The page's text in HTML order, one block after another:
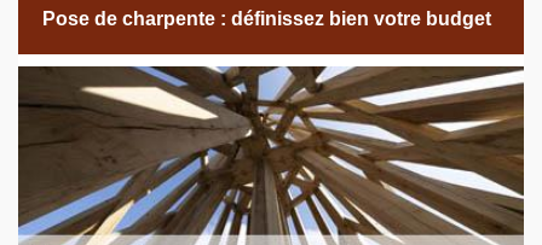
Pose de charpente : définissez bien votre budget